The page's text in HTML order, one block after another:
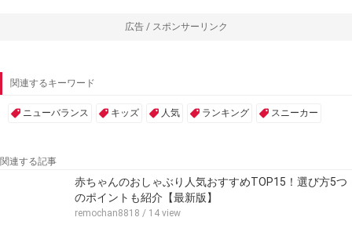
広告 / スポンサーリンク
関連するキーワード
ニューバランス キッズ 人気 ランキング スニーカー
関連する記事
赤ちゃんのおしゃぶり人気おすすめTOP15！選び方5つ
のポイントも紹介【最新版】
remochan8818 / 14 view